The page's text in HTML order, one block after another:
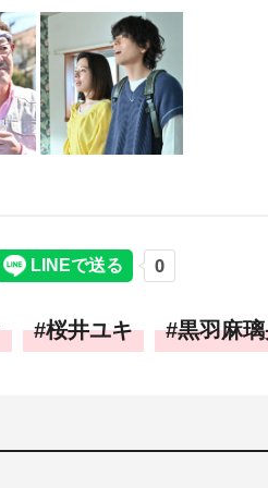
桜井ユキ 黒羽麻